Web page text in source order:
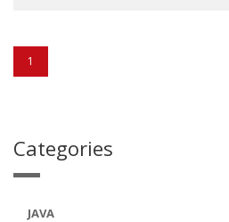
と Secret から application properti...
1
Categories
JAVA